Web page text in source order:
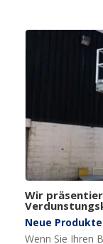
Wir
Neue Produkte
Wenn Sie Ihren